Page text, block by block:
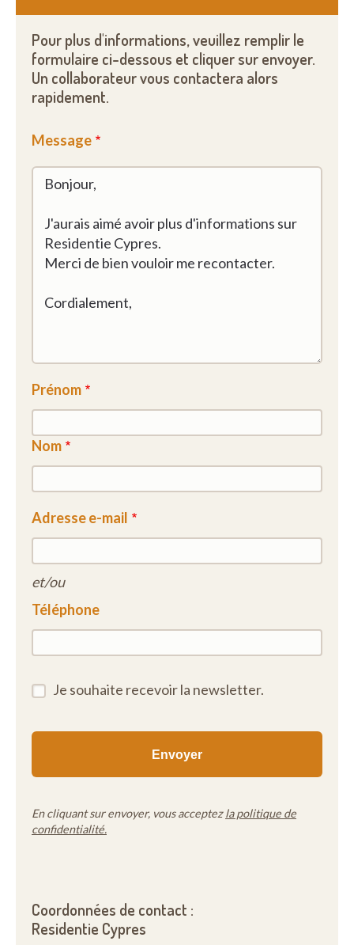
Pour plus d'informations, veuillez remplir le
formulaire ci-dessous et cliquer sur envoyer.
Un collaborateur vous contactera alors
rapidement.
Message
Prénom
Nom
Adresse e-mail
et/ou
Téléphone
Je souhaite recevoir la newsletter.
En cliquant sur envoyer, vous acceptezla politique de
confidentialité.
Coordonnées de contact :
Residentie Cypres